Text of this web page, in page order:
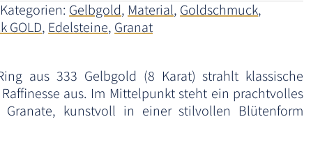
Kategorien: Gelbgold, Material, Goldschmuck,
GOLD, Edelsteine, Granat
aus 333 Gelbgold (8 Karat) strahlt klassische
aus. Im Mittelpunkt steht ein prachtvolles
Granate, kunstvoll in einer stilvollen Blütenform